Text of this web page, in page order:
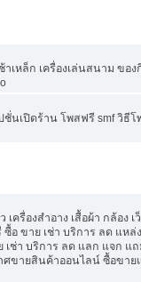
เหล็ก เครื่องเล่นสนาม ของ
นเปิดร้าน โพสฟรี smf วิธีโ
ครื่องสำอาง เสื้อผ้า กล้อง เ
ขาย เช่า บริการ ลด แหล่
ช่า บริการ ลด แลก แจก แถ
ศขายสินค้าออนไลน์ ซื้อขาย